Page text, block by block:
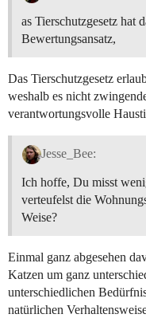
as Tierschutzgesetz hat
Bewertungsansatz,
Das Tierschutzgesetz
weshalb es nicht
verantwortungsvolle
Jesse_Bee:
Ich hoffe, Du misst
verteufelst die
Weise?
Einmal ganz abgesehen
Katzen um ganz
unterschiedlichen
natürlichen